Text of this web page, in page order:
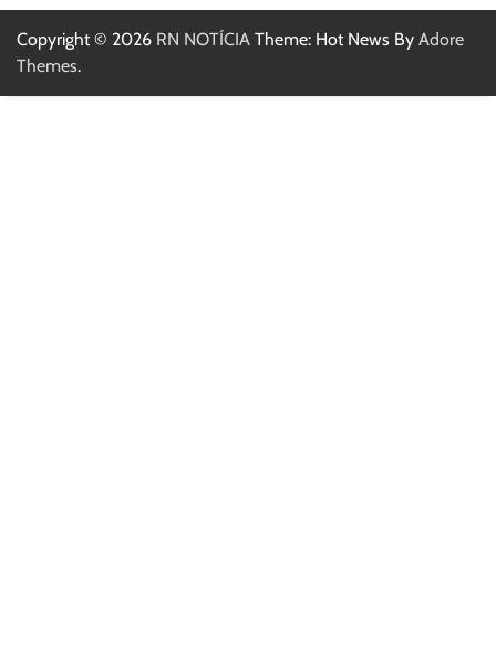
Copyright © 2026 RN NOTÍCIA Theme: Hot News By Adore
Themes.